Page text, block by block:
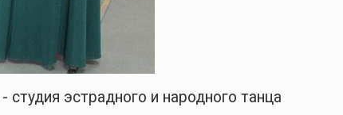
эстрадного и народного танца